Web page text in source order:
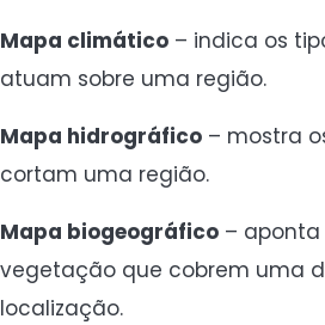
Mapa climático – indica os
atuam sobre uma região.
Mapa hidrográfico – mostra
cortam uma região.
Mapa biogeográfico – aponta
vegetação que cobrem uma
localização.